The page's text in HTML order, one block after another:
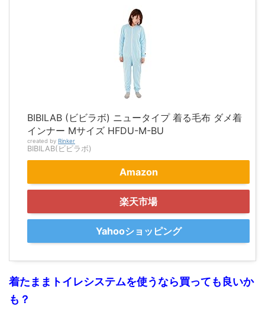
BIBILAB (ビビラボ) ニュータイプ 着る毛布 ダメ着
インナー Mサイズ HFDU-M-BU
created by Rinker
BIBILAB(ビビラボ)
Amazon
楽天市場
Yahooショッピング
着たままトイレシステムを使うなら買っても良いか
も？